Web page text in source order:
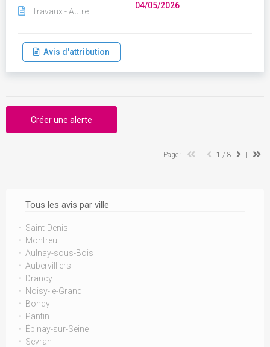
Tous les avis par ville
Saint-Denis
Montreuil
Aulnay-sous-Bois
Aubervilliers
Drancy
Noisy-le-Grand
Bondy
Pantin
Épinay-sur-Seine
Sevran
Travaux - Autre
04/05/2026
Avis d'attribution
Créer une alerte
Page : 1 / 8